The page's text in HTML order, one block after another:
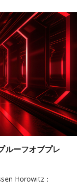
ルーフオブプレ
Horowitz：